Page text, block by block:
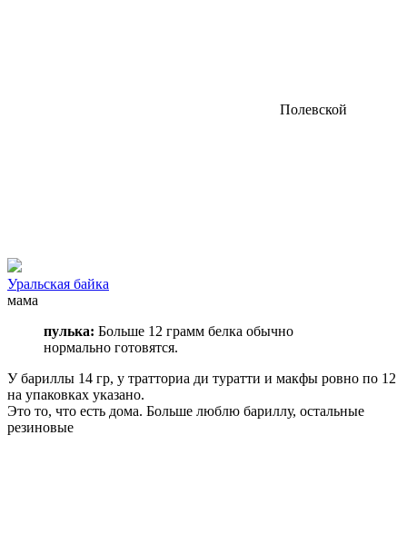
Полевской
Уральская байка
мама
пулька: Больше 12 грамм белка обычно
нормально готовятся.
У бариллы 14 гр, у тратториа ди туратти и макфы ровно по 12
на упаковках указано.
Это то, что есть дома. Больше люблю бариллу, остальные
резиновые